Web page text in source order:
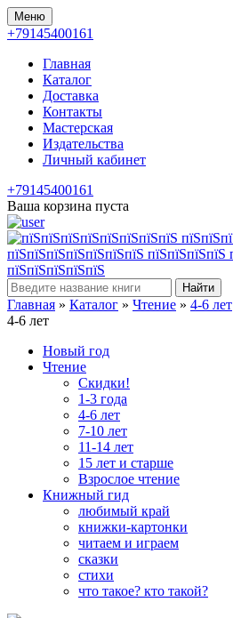
Меню
+79145400161
Главная
Каталог
Доставка
Контакты
Мастерская
Издательства
Личный кабинет
+79145400161
Ваша корзина пуста
Найти
Главная » Каталог » Чтение » 4-6 лет
4-6 лет
Новый год
Чтение
Скидки!
1-3 года
4-6 лет
7-10 лет
11-14 лет
15 лет и старше
Взрослое чтение
Книжный гид
любимый край
книжки-картонки
читаем и играем
сказки
стихи
что такое? кто такой?